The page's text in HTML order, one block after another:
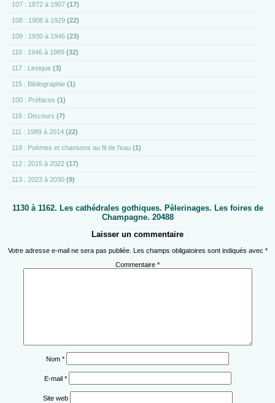
107 : 1872 à 1907 (17)
108 : 1908 à 1929 (22)
109 : 1930 à 1946 (23)
110 : 1946 à 1989 (32)
117 : Lexique (3)
115 : Bibliographie (1)
100 : Préfaces (1)
116 : Discours (7)
111 : 1989 à 2014 (22)
118 : Poèmes et chansons au fil de l'eau (1)
112 : 2015 à 2022 (17)
113 : 2023 à 2030 (9)
1130 à 1162. Les cathédrales gothiques. Pèlerinages. Les foires de
Champagne. 20488
Laisser un commentaire
Votre adresse e-mail ne sera pas publiée. Les champs obligatoires sont indiqués avec *
Commentaire *
Nom *
E-mail *
Site web